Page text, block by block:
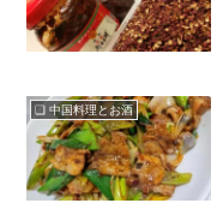
❏ 中国料理とお酒